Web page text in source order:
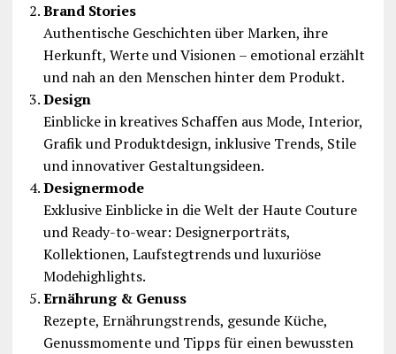
Brand Stories
Authentische Geschichten über Marken, ihre
Herkunft, Werte und Visionen – emotional erzählt
und nah an den Menschen hinter dem Produkt.
Design
Einblicke in kreatives Schaffen aus Mode, Interior,
Grafik und Produktdesign, inklusive Trends, Stile
und innovativer Gestaltungsideen.
Designermode
Exklusive Einblicke in die Welt der Haute Couture
und Ready-to-wear: Designerporträts,
Kollektionen, Laufstegtrends und luxuriöse
Modehighlights.
Ernährung & Genuss
Rezepte, Ernährungstrends, gesunde Küche,
Genussmomente und Tipps für einen bewussten